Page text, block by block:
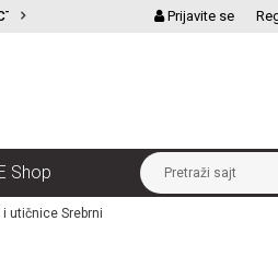
VELIKI IZBOR MODULARNIH
Prijavite se
Shop Pretraži sajt
utičnice Srebrni